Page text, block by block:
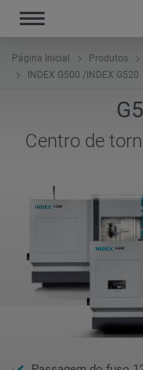
Toggle
navigation
Página Inicial Produtos
INDEX G500 /INDEX G520
Centro de